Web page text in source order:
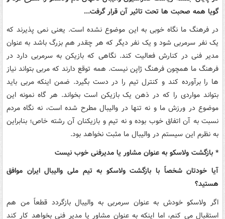
گویا همه صحبت‌ ها تحت تاثیر آن قرار گرفت...
در فرهنگ ما نگاه خوبی به این موضوع نشده است. یعنی نمی پذیرند که
یک نفر سرمربی شود و یک نفر دیگر که هر چقدر هم بزرگ باشد به عنوان
مدیر فنی در کنارش فعالیت کند. نگاهی که بازیکن به سرمربی دارد در
فرهنگ ما همچون فرهنگ ژاپن نیست. همه توقع دارند که مربی بتواند نیاز
ها را برآورده کند و کنترل تیم را در دست بگیرد. ضمن اینکه مربی باید
بتواند مواردی را که در ذهن یک بازیکن است بخواند. هر گاه نمونه این
موضوع در ورزش ما و نه تنها در والیبال مطرح شده است، نه نگاه مردم
نسبت به آن اتفاق خوب بوده و نه تیم و بازیکنان آن رشته خاص؛ بنابراین
به نظرم این سیستم در والیبال ما مثبت نخواهد بود.
* بازگشت ولاسکو به عنوان مشاور یا مدیرفنی خوب نیست
آیا خودتان شخصاً با بازگشت ولاسکو به تیم ملی والیبال ایران موافق
هستید؟
اگر ولاسکو خودش به عنوان سرمربی به والیبال بازگردد قطعاً من هم
استقبال می کنم، اما اینکه به عنوان مشاور یا مدیر فنی بخواهد کار کند